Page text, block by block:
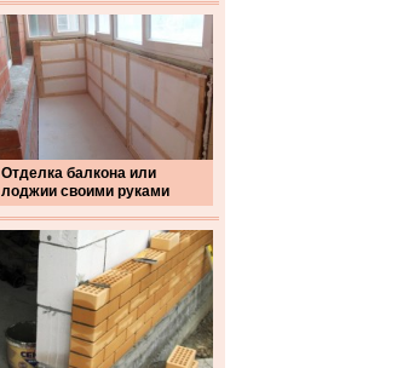
Отделка балкона или
лоджии своими руками